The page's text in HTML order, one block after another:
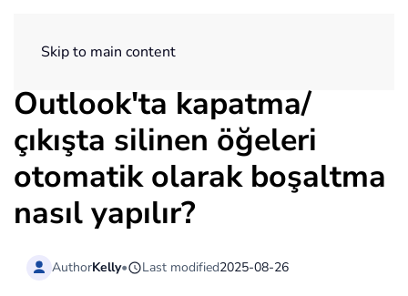
Skip to main content
Outlook'ta kapatma/
çıkışta silinen öğeleri
otomatik olarak boşaltma
nasıl yapılır?
AuthorKelly• Last modified2025-08-26